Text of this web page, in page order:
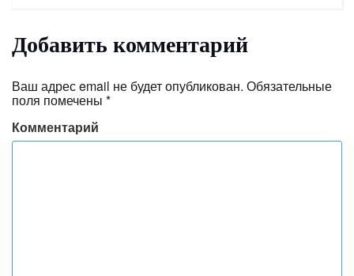
Добавить комментарий
Ваш адрес email не будет опубликован. Обязательные
поля помечены *
Комментарий